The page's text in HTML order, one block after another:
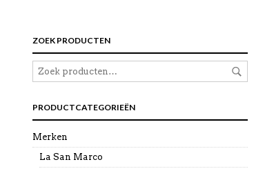
ZOEK PRODUCTEN
PRODUCTCATEGORIEËN
Merken
La San Marco